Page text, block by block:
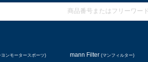
ヨンモータースポーツ) mann Filter (マンフィルター)